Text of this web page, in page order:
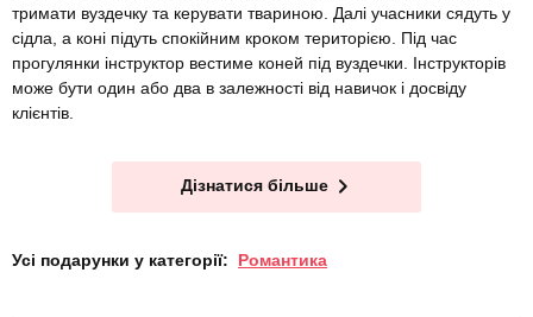
тримати вуздечку та керувати твариною. Далі учасники сядуть у
сідла, а коні підуть спокійним кроком територією. Під час
прогулянки інструктор вестиме коней під вуздечки. Інструкторів
може бути один або два в залежності від навичок і досвіду
клієнтів.
Дізнатися більше
Усі подарунки у категорії: Романтика